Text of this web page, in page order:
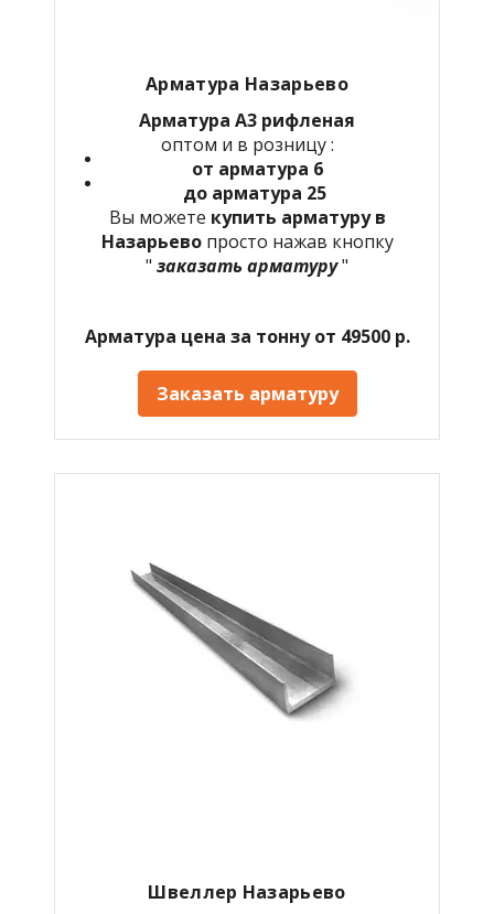
Арматура Назарьево
Арматура А3 рифленая
оптом и в розницу :
от арматура 6
до арматура 25
Вы можете купить арматуру в
Назарьево просто нажав кнопку
" заказать арматуру"
Арматура цена за тонну от 49500 р.
Заказать арматуру
Швеллер Назарьево